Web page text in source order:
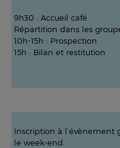
9h30 : Accueil café
Répartition dans les
10h-15h : Prospection
15h : Bilan et restitution
Inscription à l’évènement
le week-end.